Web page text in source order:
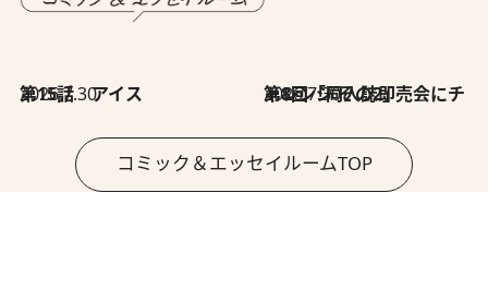
2026.7.30
第15話 アイス 2026.7.30
第8回「同人誌即売会にチャレンジ その2」
コミック＆エッセイルームTOP